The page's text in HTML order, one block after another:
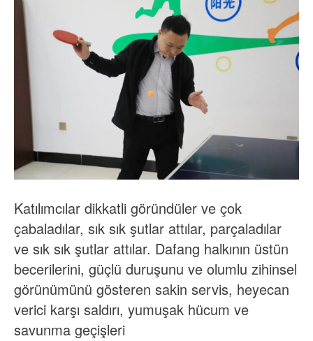
Katılımcılar dikkatli göründüler ve çok
çabaladılar, sık sık şutlar attılar, parçaladılar
ve sık sık şutlar attılar. Dafang halkının üstün
becerilerini, güçlü duruşunu ve olumlu zihinsel
görünümünü gösteren sakin servis, heyecan
verici karşı saldırı, yumuşak hücum ve
savunma geçişleri